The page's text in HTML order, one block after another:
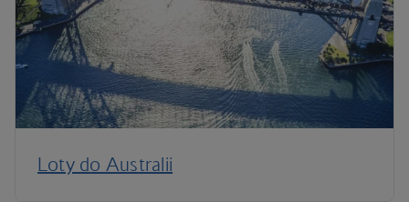
Loty do Australii